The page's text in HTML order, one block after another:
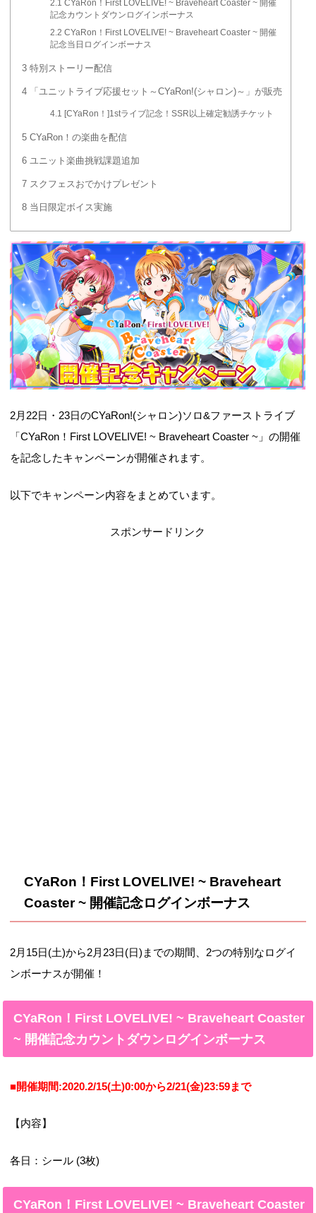
2.1 CYaRon！First LOVELIVE! ~ Braveheart Coaster ~ 開催
記念カウントダウンログインボーナス
2.2 CYaRon！First LOVELIVE! ~ Braveheart Coaster ~ 開催
記念当日ログインボーナス
3 特別ストーリー配信
4 「ユニットライブ応援セット～CYaRon!(シャロン)～」が販売
4.1 [CYaRon！]1stライブ記念！SSR以上確定勧誘チケット
5 CYaRon！の楽曲を配信
6 ユニット楽曲挑戦課題追加
7 スクフェスおでかけプレゼント
8 当日限定ボイス実施
2月22日・23日のCYaRon!(シャロン)ソロ&ファーストライブ
「CYaRon！First LOVELIVE! ~ Braveheart Coaster ~」の開催
を記念したキャンペーンが開催されます。
以下でキャンペーン内容をまとめています。
スポンサードリンク
CYaRon！First LOVELIVE! ~ Braveheart
Coaster ~ 開催記念ログインボーナス
2月15日(土)から2月23日(日)までの期間、2つの特別なログイ
ンボーナスが開催！
CYaRon！First LOVELIVE! ~ Braveheart Coaster
~ 開催記念カウントダウンログインボーナス
■開催期間:2020.2/15(土)0:00から2/21(金)23:59まで
【内容】
各日：シール (3枚)
CYaRon！First LOVELIVE! ~ Braveheart Coaster